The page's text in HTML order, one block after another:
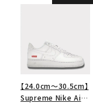
【24.0cm～30.5cm】
Supreme Nike Air